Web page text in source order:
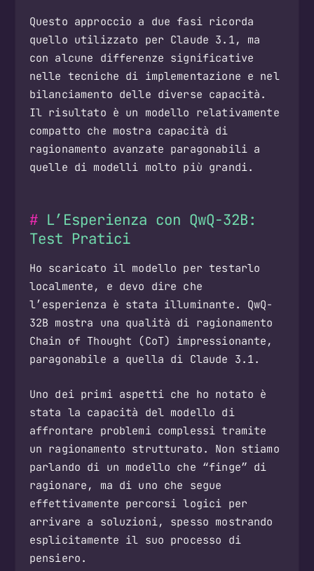
Questo approccio a due fasi ricorda
quello utilizzato per Claude 3.1, ma
con alcune differenze significative
nelle tecniche di implementazione e nel
bilanciamento delle diverse capacità.
Il risultato è un modello relativamente
compatto che mostra capacità di
ragionamento avanzate paragonabili a
quelle di modelli molto più grandi.
L’Esperienza con QwQ-32B:
Test Pratici
Ho scaricato il modello per testarlo
localmente, e devo dire che
l’esperienza è stata illuminante. QwQ-
32B mostra una qualità di ragionamento
Chain of Thought (CoT) impressionante,
paragonabile a quella di Claude 3.1.
Uno dei primi aspetti che ho notato è
stata la capacità del modello di
affrontare problemi complessi tramite
un ragionamento strutturato. Non stiamo
parlando di un modello che “finge” di
ragionare, ma di uno che segue
effettivamente percorsi logici per
arrivare a soluzioni, spesso mostrando
esplicitamente il suo processo di
pensiero.